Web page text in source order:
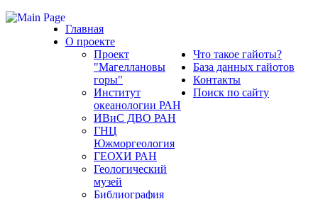
Главная
О проекте
Проект
"Магеллановы
горы"
Институт
океанологии РАН
ИВиС ДВО РАН
ГНЦ
Южморгеология
ГЕОХИ РАН
Геологический
музей
Библиография
Что такое гайоты?
База данных гайотов
Контакты
Поиск по сайту